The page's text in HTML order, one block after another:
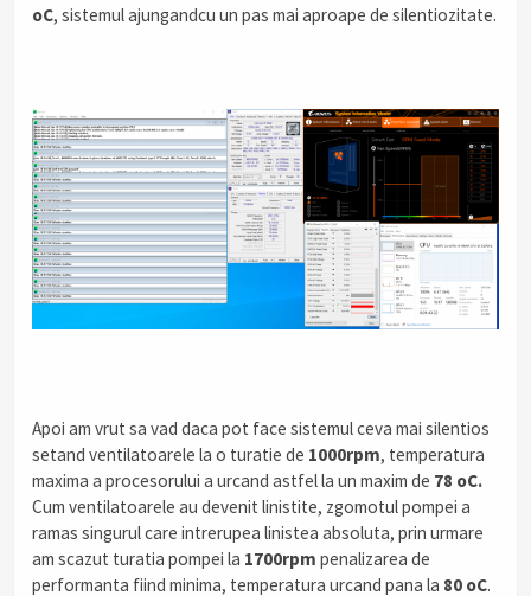
oC, sistemul ajungandcu un pas mai aproape de silentiozitate.
Apoi am vrut sa vad daca pot face sistemul ceva mai silentios
setand ventilatoarele la o turatie de 1000rpm, temperatura
maxima a procesorului a urcand astfel la un maxim de 78 oC.
Cum ventilatoarele au devenit linistite, zgomotul pompei a
ramas singurul care intrerupea linistea absoluta, prin urmare
am scazut turatia pompei la 1700rpm penalizarea de
performanta fiind minima, temperatura urcand pana la 80 oC.